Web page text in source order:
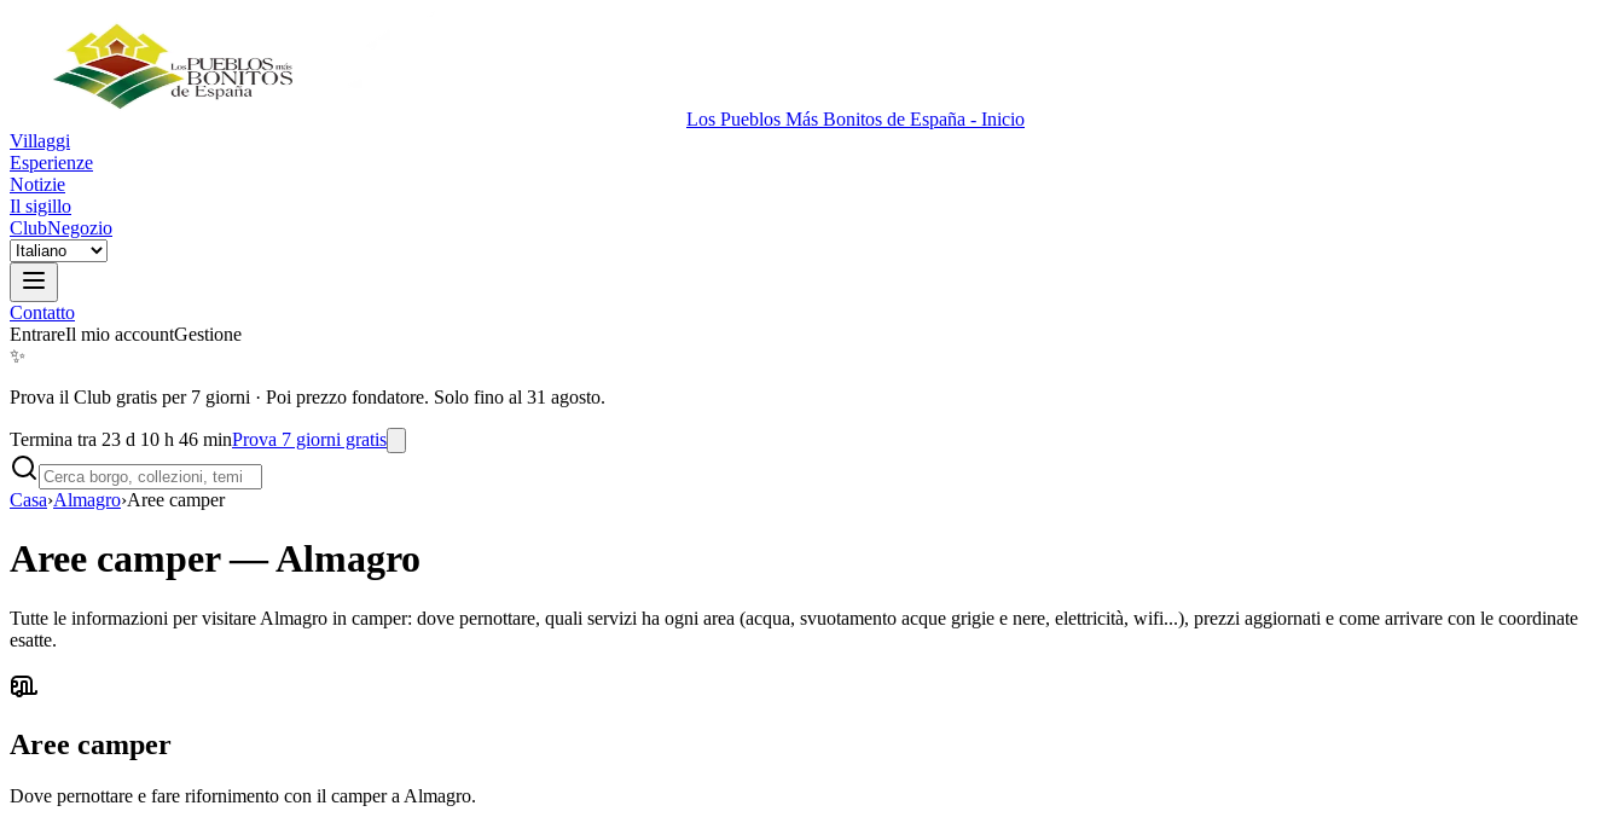
Los Pueblos Más Bonitos de España - Inicio
Villaggi
Esperienze
Notizie
Il sigillo
ClubNegozio
Contatto
EntrareIl mio accountGestione
✨
Prova il Club gratis per 7 giorni · Poi prezzo fondatore. Solo fino al 31 agosto.
Termina tra 23 d 10 h 46 minProva 7 giorni gratis
Casa›Almagro›Aree camper
Aree camper—Almagro
Tutte le informazioni per visitare Almagro in camper: dove pernottare, quali servizi ha ogni area (acqua, svuotamento acque grigie e nere, elettricità, wifi...), prezzi aggiornati e come arrivare con le coordinate
esatte.
Aree camper
Dove pernottare e fare rifornimento con il camper a Almagro.